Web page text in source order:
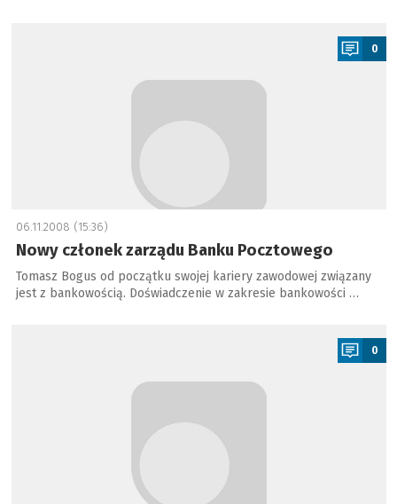
0
06.11.2008 (15:36)
Nowy członek zarządu Banku Pocztowego
Tomasz Bogus od początku swojej kariery zawodowej związany
jest z bankowością. Doświadczenie w zakresie bankowości …
0